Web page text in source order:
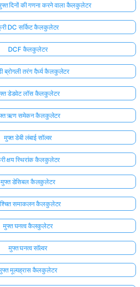
दिनों की गणना करने वाला कैलकुलेटर
DC सर्किट कैलकुलेटर
DCF कैलकुलेटर
ब्रोगली तरंग दैर्ध्य कैलकुलेटर
डेडवेट लॉस कैलकुलेटर
ऋण समेकन कैलकुलेटर
मुफ्त डेबी लंबाई सॉल्वर
क्षय स्थिरांक कैलकुलेटर
मुफ्त डेसिबल कैलकुलेटर
समाकलन कैलकुलेटर
मुफ्त घनत्व कैलकुलेटर
मुफ्त घनत्व सॉल्वर
मूल्यह्रास कैलकुलेटर